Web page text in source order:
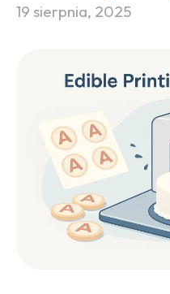
19 sierpnia, 2025